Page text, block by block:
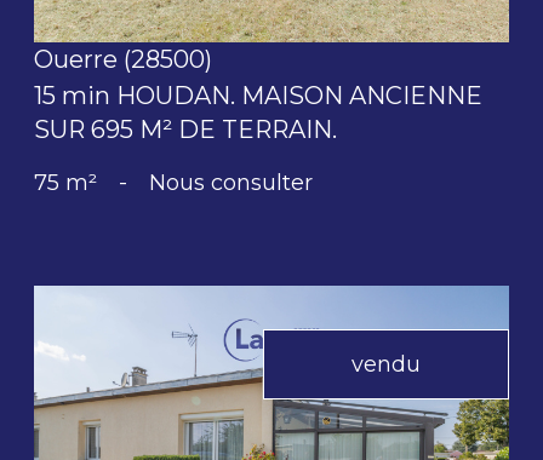
Ouerre (28500)
15 min HOUDAN. MAISON ANCIENNE
SUR 695 M² DE TERRAIN.
75 m² - Nous consulter
vendu